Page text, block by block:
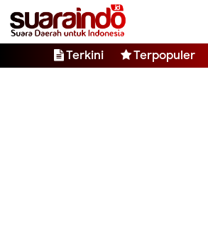
Terkini Terpopuler